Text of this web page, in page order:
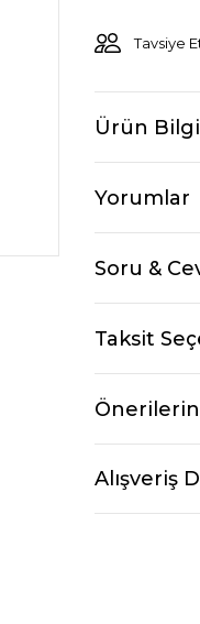
Tavsiye
Ürün
Yorumlar
Soru &
Taksit
Alışveriş